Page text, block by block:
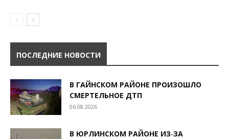
ПОСЛЕДНИЕ НОВОСТИ
В ГАЙНСКОМ РАЙОНЕ ПРОИЗОШЛО
СМЕРТЕЛЬНОЕ ДТП
06.08.2026
В ЮРЛИНСКОМ РАЙОНЕ ИЗ‑ЗА